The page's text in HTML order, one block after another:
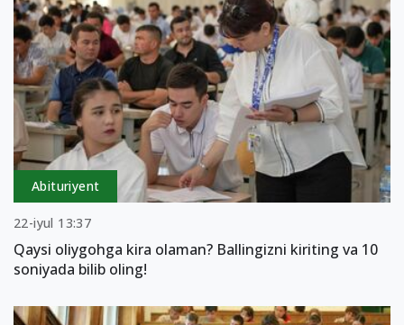
Abituriyent
22-iyul 13:37
Qaysi oliygohga kira olaman? Ballingizni kiriting va 10
soniyada bilib oling!